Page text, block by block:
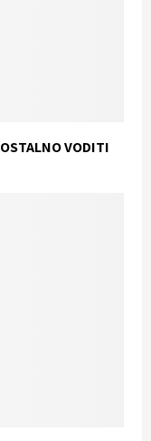
VODITI